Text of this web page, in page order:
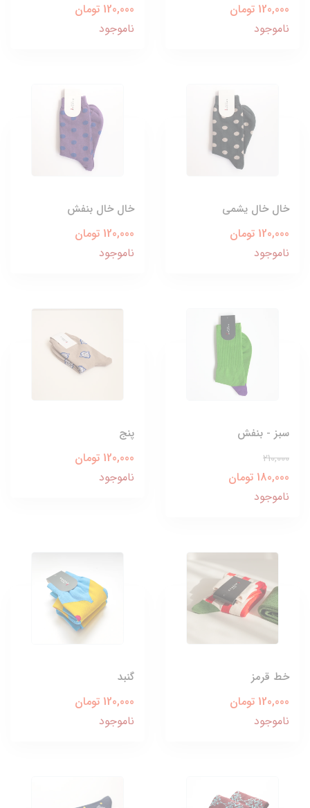
120,000 تومان
ناموجود
120,000 تومان
ناموجود
خال خال یشمی
120,000 تومان
ناموجود
خال خال بنفش
120,000 تومان
ناموجود
سبز - بنفش
210,000
180,000 تومان
ناموجود
پنج
120,000 تومان
ناموجود
خط قرمز
120,000 تومان
ناموجود
گنبد
120,000 تومان
ناموجود